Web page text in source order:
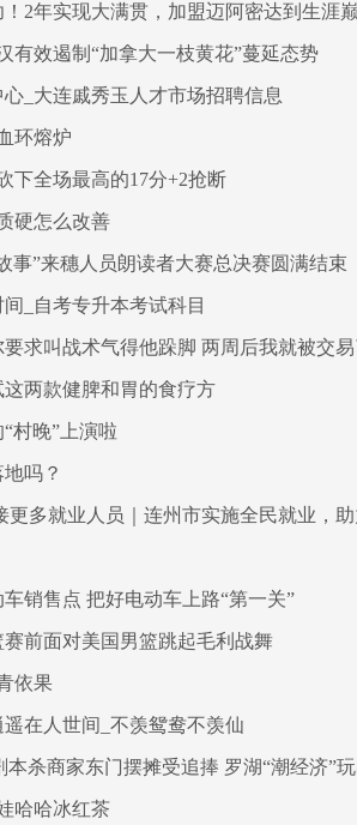
2年实现大满贯，加盟迈阿密达到生涯
有效遏制“加拿大一枝黄花”蔓延态势
_大连戚秀玉人才市场招聘信息
环熔炉
下全场最高的17分+2抢断
硬怎么改善
事”来穗人员朗读者大赛总决赛圆满结束
_自考专升本考试科目
求叫战术气得他跺脚 两周后我就被交易
两款健脾和胃的食疗方
村晚”上演啦
吗？
更多就业人员｜连州市实施全民就业，
销售点 把好电动车上路“第一关”
前面对美国男篮跳起毛利战舞
依果
在人世间_不羡鸳鸯不羡仙
杀商家东门摆摊受追捧 罗湖“潮经济”
哈哈冰红茶